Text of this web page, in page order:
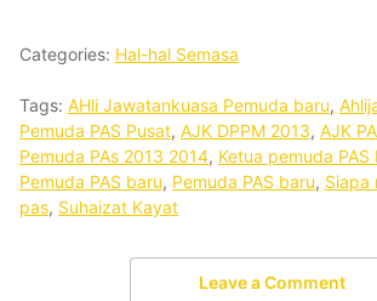
Categories: Hal-hal Semasa
Tags: AHli Jawatankuasa Pemuda baru,
Pemuda PAS Pusat, AJK DPPM 2013, AJK
Pemuda PAs 2013 2014, Ketua pemuda PAS
Pemuda PAS baru, Pemuda PAS baru, Siapa
pas, Suhaizat Kayat
Leave a Comment